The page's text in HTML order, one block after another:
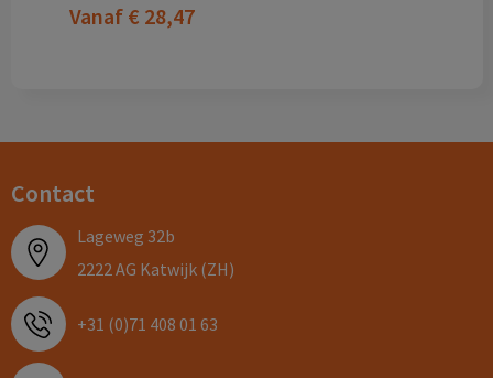
Vanaf € 28,47
Contact
Lageweg 32b
2222 AG Katwijk (ZH)
+31 (0)71 408 01 63